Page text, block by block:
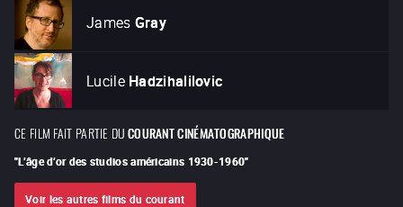
James Gray
Lucile Hadzihalilovic
CE FILM FAIT PARTIE DUCOURANT CINÉMATOGRAPHIQUE
"L’âge d’or des studios américains 1930-1960"
Voir les autres films du courant